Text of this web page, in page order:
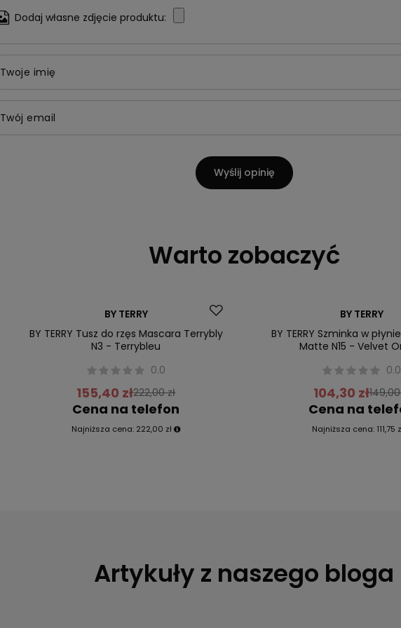
Dodaj własne zdjęcie produktu:
Twoje imię
Twój email
Wyślij opinię
Warto zobaczyć
BY TERRY
BY TERRY Tusz do rzęs Mascara Terrybly
N3 - Terrybleu
0.0
155,40 zł222,00 zł
Cena na telefon
Najniższa cena: 222,00 zł
BY TERRY
BY TERRY Szminka w
Matte N15 - Velvet
0.0
104,30 zł149,00
Cena na
Najniższa cena: 111,75
Artykuły z naszego bloga